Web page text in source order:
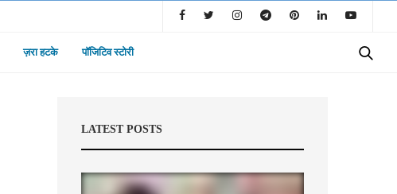
ज़रा हटके पॉजिटिव स्टोरी
LATEST POSTS